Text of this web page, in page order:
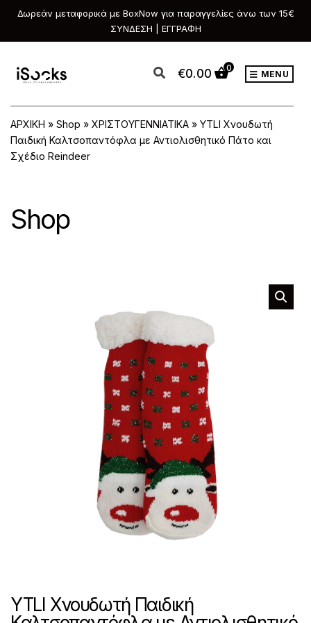
Δωρεάν μεταφορικά με BoxNow για παραγγελίες άνω των 15€
ΣΥΝΔΕΣΗ | ΕΓΓΡΑΦΗ
€0.00 0
MENU
ΑΡΧΙΚΗ » Shop » ΧΡΙΣΤΟΥΓΕΝΝΙΑΤΙΚΑ » YTLI Χνουδωτή
Παιδική Καλτσοπαντόφλα με Αντιολισθητικό Πάτο και
Σχέδιο Reindeer
Shop
YTLI Χνουδωτή Παιδική